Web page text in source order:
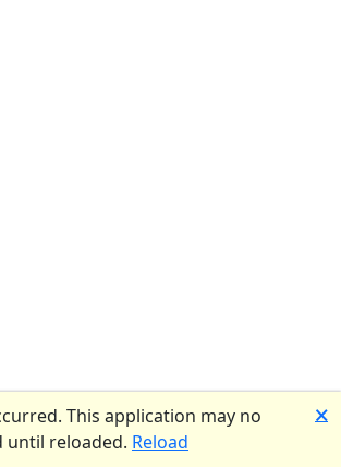
This application may no
until reloaded. Reload
🗙